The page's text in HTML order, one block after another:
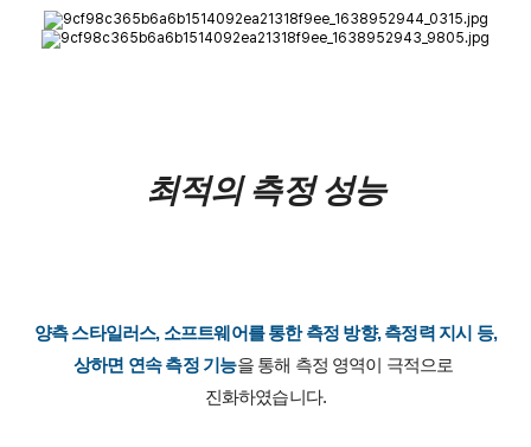
최적의 측정 성능
양측 스타일러스, 소프트웨어를 통한 측정 방향, 측정력 지시 등,
상하면 연속 측정 기능을 통해 측정 영역이 극적으로
진화하였습니다.